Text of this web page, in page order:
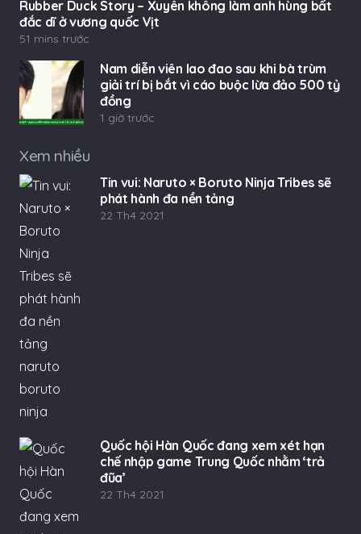
Rubber Duck Story – Xuyên không làm anh hùng bất
đắc dĩ ở vương quốc Vịt
51 mins trước
Nam diễn viên lao đao sau khi bà trùm
giải trí bị bắt vì cáo buộc lừa đảo 500 tỷ
đồng
1 giờ trước
Xem nhiều
Tin vui: Naruto × Boruto Ninja Tribes sẽ
phát hành đa nền tảng
22 Th4 2021
Quốc hội Hàn Quốc đang xem xét hạn
chế nhập game Trung Quốc nhằm ‘trả
đũa’
22 Th4 2021